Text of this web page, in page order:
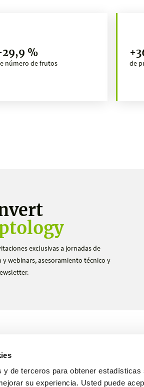
de terceros para obtener estadísticas
su experiencia. Usted puede
%
número de frutos de
exclusivas a jornadas de
webinars, asesoramiento técnico y
Nosotros